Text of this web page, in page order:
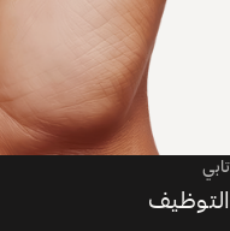
تابي
التوظيف